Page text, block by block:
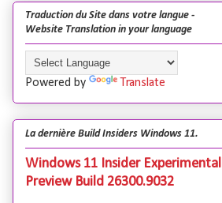
Traduction du Site dans votre langue -
Website Translation in your language
Powered by Translate
La dernière Build Insiders Windows 11.
Windows 11 Insider Experimental
Preview Build 26300.9032